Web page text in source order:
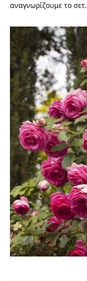
αναγνωρίζουμε το σετ.